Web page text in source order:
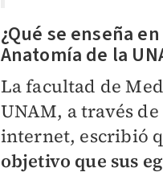
¿Qué se enseña
Anatomía de la
La facultad de
UNAM, a través
internet, escribió
objetivo que sus